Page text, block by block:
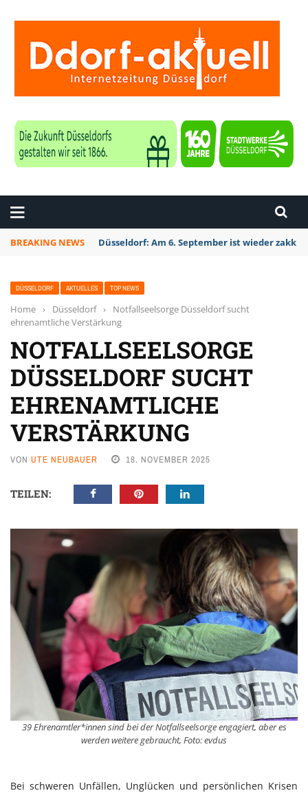
BREAKING NEWS Düsseldorf Kalkum: Bei
DÜSSELDORF AKTUELLES TOP NEWS
Home › Düsseldorf ›
Notfallseelsorge Düsseldorf sucht
ehrenamtliche Verstärkung
NOTFALLSEELSORGE
DÜSSELDORF SUCHT
EHRENAMTLICHE
VERSTÄRKUNG
VON UTE NEUBAUER 18. NOVEMBER 2025
TEILEN:
39 Ehrenamtler*innen sind bei der Notfallseelsorge engagiert, aber es
werden weitere gebraucht, Foto: evdus
Bei schweren Unfällen, Unglücken und persönlichen Krisen